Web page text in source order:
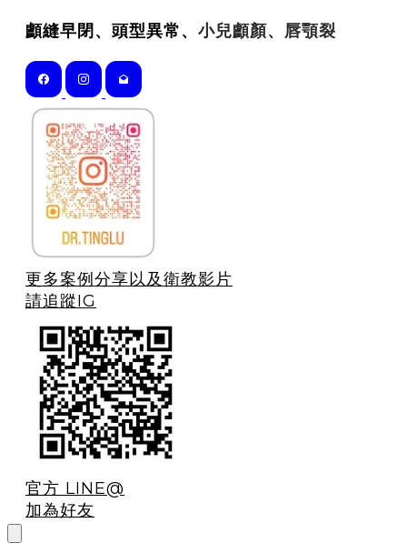
顱縫早閉、頭型異常、 小兒顱顏、唇顎裂
更多案例分享以及衛教影片
請追蹤IG
官方 LINE@
加為好友